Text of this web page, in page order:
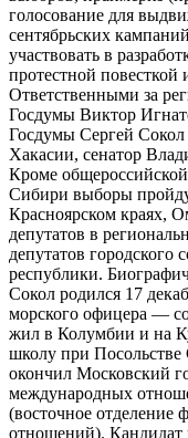
голосование для
сентябрьских
участвовать в
протестной повесткой
Ответственными за
Госдумы Виктор
Госдумы Сергей
Хакасии, сенатор
Кроме
Сибири выборы
Красноярском краях,
депутатов в
депутатов городского
республики.
Сокол родился 17
морского офицера —
жил в Колумбии и на
школу при
окончил Московский
международных
(восточное отделение
отношений). Кандидат